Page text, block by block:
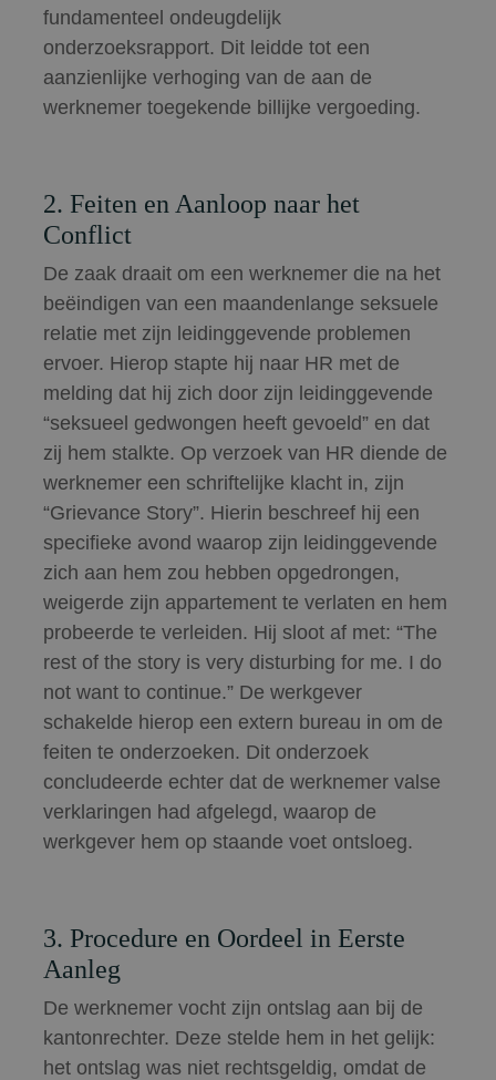
fundamenteel ondeugdelijk
onderzoeksrapport. Dit leidde tot een
aanzienlijke verhoging van de aan de
werknemer toegekende billijke vergoeding.
2. Feiten en Aanloop naar het
Conflict
De zaak draait om een werknemer die na het
beëindigen van een maandenlange seksuele
relatie met zijn leidinggevende problemen
ervoer. Hierop stapte hij naar HR met de
melding dat hij zich door zijn leidinggevende
“seksueel gedwongen heeft gevoeld” en dat
zij hem stalkte. Op verzoek van HR diende de
werknemer een schriftelijke klacht in, zijn
“Grievance Story”. Hierin beschreef hij een
specifieke avond waarop zijn leidinggevende
zich aan hem zou hebben opgedrongen,
weigerde zijn appartement te verlaten en hem
probeerde te verleiden. Hij sloot af met: “The
rest of the story is very disturbing for me. I do
not want to continue.” De werkgever
schakelde hierop een extern bureau in om de
feiten te onderzoeken. Dit onderzoek
concludeerde echter dat de werknemer valse
verklaringen had afgelegd, waarop de
werkgever hem op staande voet ontsloeg.
3. Procedure en Oordeel in Eerste
Aanleg
De werknemer vocht zijn ontslag aan bij de
kantonrechter. Deze stelde hem in het gelijk:
het ontslag was niet rechtsgeldig, omdat de